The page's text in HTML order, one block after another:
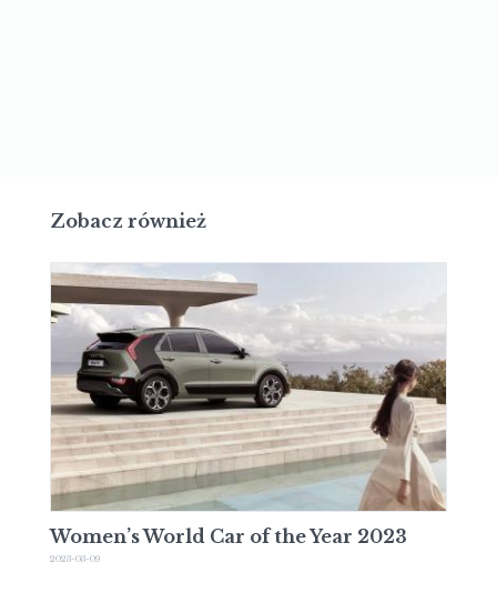
Zobacz również
Women’s World Car of the Year 2023
2023-03-09